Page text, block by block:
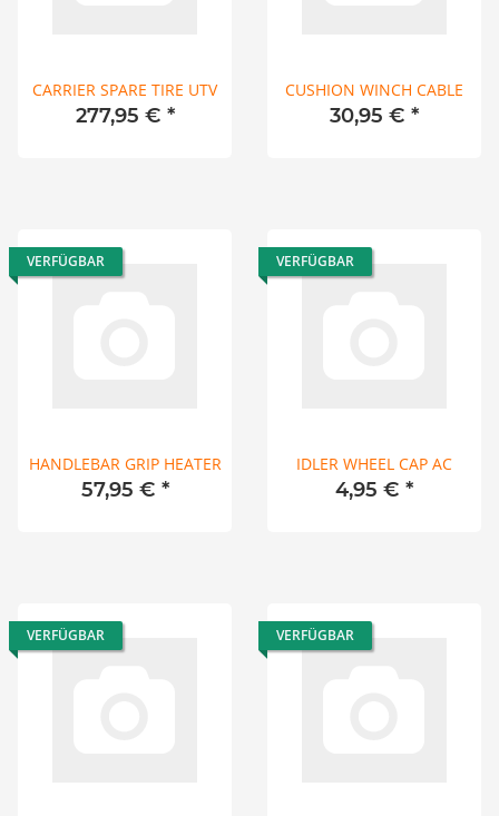
CARRIER SPARE TIRE UTV
277,95 € *
CUSHION WINCH CABLE
30,95 € *
VERFÜGBAR
HANDLEBAR GRIP HEATER
57,95 € *
VERFÜGBAR
IDLER WHEEL CAP AC
4,95 € *
VERFÜGBAR VERFÜGBAR